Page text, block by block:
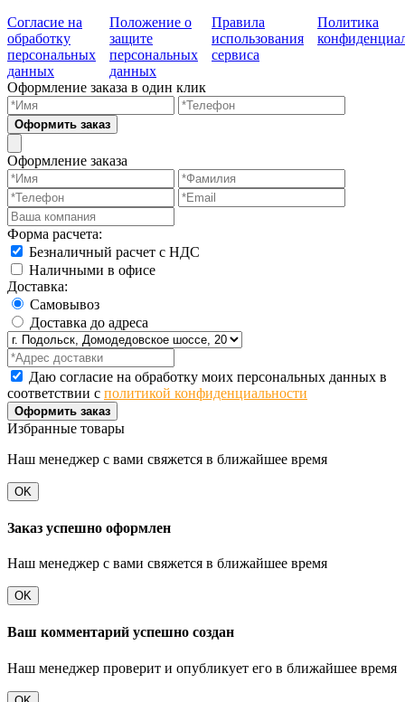
Согласие на
обработку
персональных
данных
Положение о
защите
персональных
данных
Правила
использования
сервиса
Политика
Оформление заказа в один клик
Оформить заказ
Оформление заказа
Форма расчета:
Безналичный расчет с НДС
Наличными в офисе
Доставка:
Самовывоз
Доставка до адреса
Даю согласие на обработку моих персональных данных в
соответствии с политикой конфиденциальности
Оформить заказ
Избранные товары
Наш менеджер с вами свяжется в ближайшее время
OK
Заказ успешно оформлен
Наш менеджер с вами свяжется в ближайшее время
OK
Ваш комментарий успешно создан
Наш менеджер проверит и опубликует его в ближайшее время